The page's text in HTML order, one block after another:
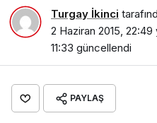
Turgay İkinci
2 Haziran 2015, 22:49
11:33 güncellendi
PAYLAŞ